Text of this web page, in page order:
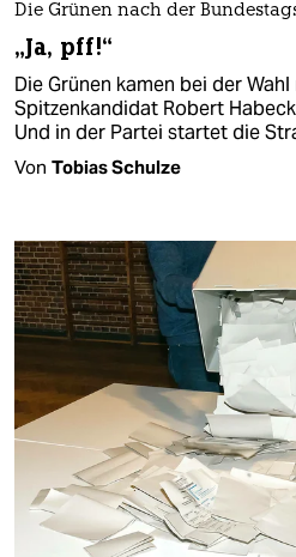
Die Grünen nach der
„Ja, pff!“
Die Grünen kamen bei der
Spitzenkandidat Robert
Und in der Partei startet die
Von Tobias Schulze